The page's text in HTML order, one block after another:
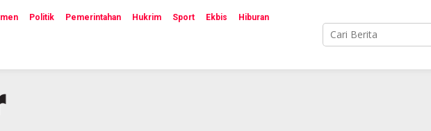
Politik Pemerintahan Hukrim Sport Ekbis Hiburan